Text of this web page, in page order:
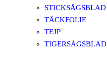
STICKSÅGSBLAD
TÄCKFOLIE
TEJP
TIGERSÅGSBLAD